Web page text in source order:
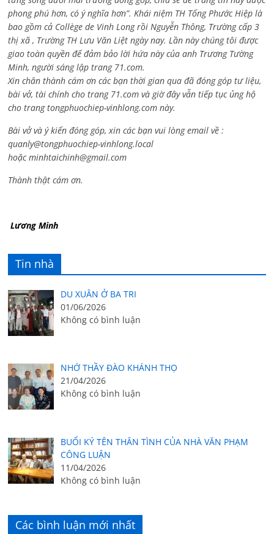
phong phú hơn, có ý nghĩa hơn”. Khái niệm TH Tống Phước Hiệp là
bao gồm cả Collège de Vinh Long rồi Nguyễn Thông, Trường cấp 3
thị xã , Trường TH Lưu Văn Liệt ngày nay. Lần này chúng tôi được
giao toàn quyền để đảm bảo lời hứa này của anh Trương Tường
Minh, người sáng lập trang 71.com.
Xin chân thành cám ơn các bạn thời gian qua đã đóng góp tư liệu,
bài vở, tài chính cho trang 71.com và giờ đây vẫn tiếp tục ủng hộ
cho trang tongphuochiep-vinhlong.com này.
Bài vở và ý kiến đóng góp, xin các bạn vui lòng email về :
quanly@tongphuochiep-vinhlong.local
hoặcminhtaichinh@gmail.com
Thành thật cám ơn.
Lương Minh
Tin nhà
DU XUÂN Ở BA TRI
01/06/2026
Không có bình luận
NHỚ THẦY ĐÀO KHÁNH THỌ
21/04/2026
Không có bình luận
BUỔI KÝ TÊN THÂN TÌNH CỦA NHÀ VĂN PHẠM
CÔNG LUẬN
11/04/2026
Không có bình luận
Các bình luận mới nhất